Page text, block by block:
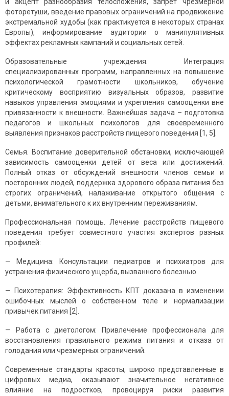
фоторетуши, введение правовых ограничений на продвижение
экстремальной худобы (как практикуется в некоторых странах
Европы), информирование аудитории о манипулятивных
эффектах рекламных кампаний и социальных сетей.
Образовательные учреждения. Интеграция
специализированных программ, направленных на повышение
психологической грамотности школьников, обучение
критическому восприятию визуальных образов, развитие
навыков управления эмоциями и укрепления самооценки вне
привязанности к внешности. Важнейшая задача – подготовка
педагогов и школьных психологов для своевременного
выявления признаков расстройств пищевого поведения [1, 5].
Семья. Воспитание доверительной обстановки, исключающей
зависимость самооценки детей от веса или достижений.
Полный отказ от обсуждений внешности членов семьи и
посторонних людей, поддержка здорового образа питания без
строгих ограничений, налаживание открытого общения с
детьми, внимательного к их внутренним переживаниям.
Профессиональная помощь. Лечение расстройств пищевого
поведения требует совместного участия экспертов разных
профилей:
— Медицина: Консультации педиатров и психиатров для
устранения физического ущерба, вызванного болезнью.
— Психотерапия: Эффективность КПТ доказана в изменении
ошибочных мыслей о собственном теле и нормализации
привычек питания [2].
— Работа с диетологом: Привлечение профессионала для
восстановления правильного режима питания и отказа от
голодания или чрезмерных ограничений.
Современные стандарты красоты, широко представленные в
цифровых медиа, оказывают значительное негативное
влияние на подростков, провоцируя риски развития